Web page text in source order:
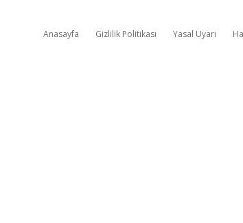
Anasayfa Gizlilik Politikası Yasal Uyarı